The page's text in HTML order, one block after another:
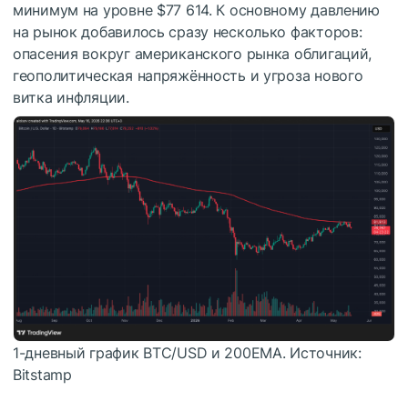
минимум на уровне $77 614. К основному давлению
на рынок добавилось сразу несколько факторов:
опасения вокруг американского рынка облигаций,
геополитическая напряжённость и угроза нового
витка инфляции.
1-дневный график BTC/USD и 200EMA. Источник:
Bitstamp